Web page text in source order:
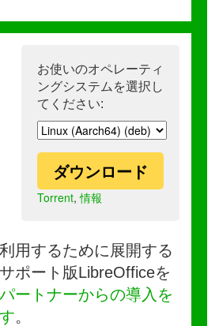
お使いのオペレーティ
ングシステムを選択し
てください:
ダウンロード
Torrent,情報
用するために展開する
ポート版LibreOfficeを
ートナーからの導入を
。